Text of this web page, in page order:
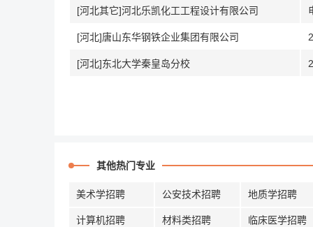
[河北其它]河北乐凯化工工程设计有限公司
[河北]唐山东华钢铁企业集团有限公司
[河北]东北大学秦皇岛分校
其他热门专业
美术学招聘 公安技术招聘 地质学招聘
计算机招聘 材料类招聘 临床医学招聘